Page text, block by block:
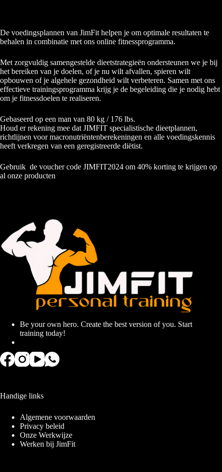
De voedingsplannen van JimFit helpen je om optimale resultaten te
behalen in combinatie met ons online fitnessprogramma.
Met zorgvuldig samengestelde dieetstrategieën ondersteunen we je bij
het bereiken van je doelen, of je nu wilt afvallen, spieren wilt
opbouwen of je algehele gezondheid wilt verbeteren. Samen met ons
effectieve trainingsprogramma krijg je de begeleiding die je nodig hebt
om je fitnessdoelen te realiseren.
Gebaseerd op een man van 80 kg / 176 lbs.
Houd er rekening mee dat JIMFIT specialistische dieetplannen,
richtlijnen voor macronutriëntenberekeningen en alle voedingskennis
heeft verkregen van een geregistreerde diëtist.
Gebruik de voucher code JIMFIT2024 om 40% korting te krijgen op
al onze producten
Be your own hero. Create the best version of you. Start
training today!
Handige links
Algemene voorwaarden
Privacy beleid
Onze Werkwijze
Werken bij JimFit